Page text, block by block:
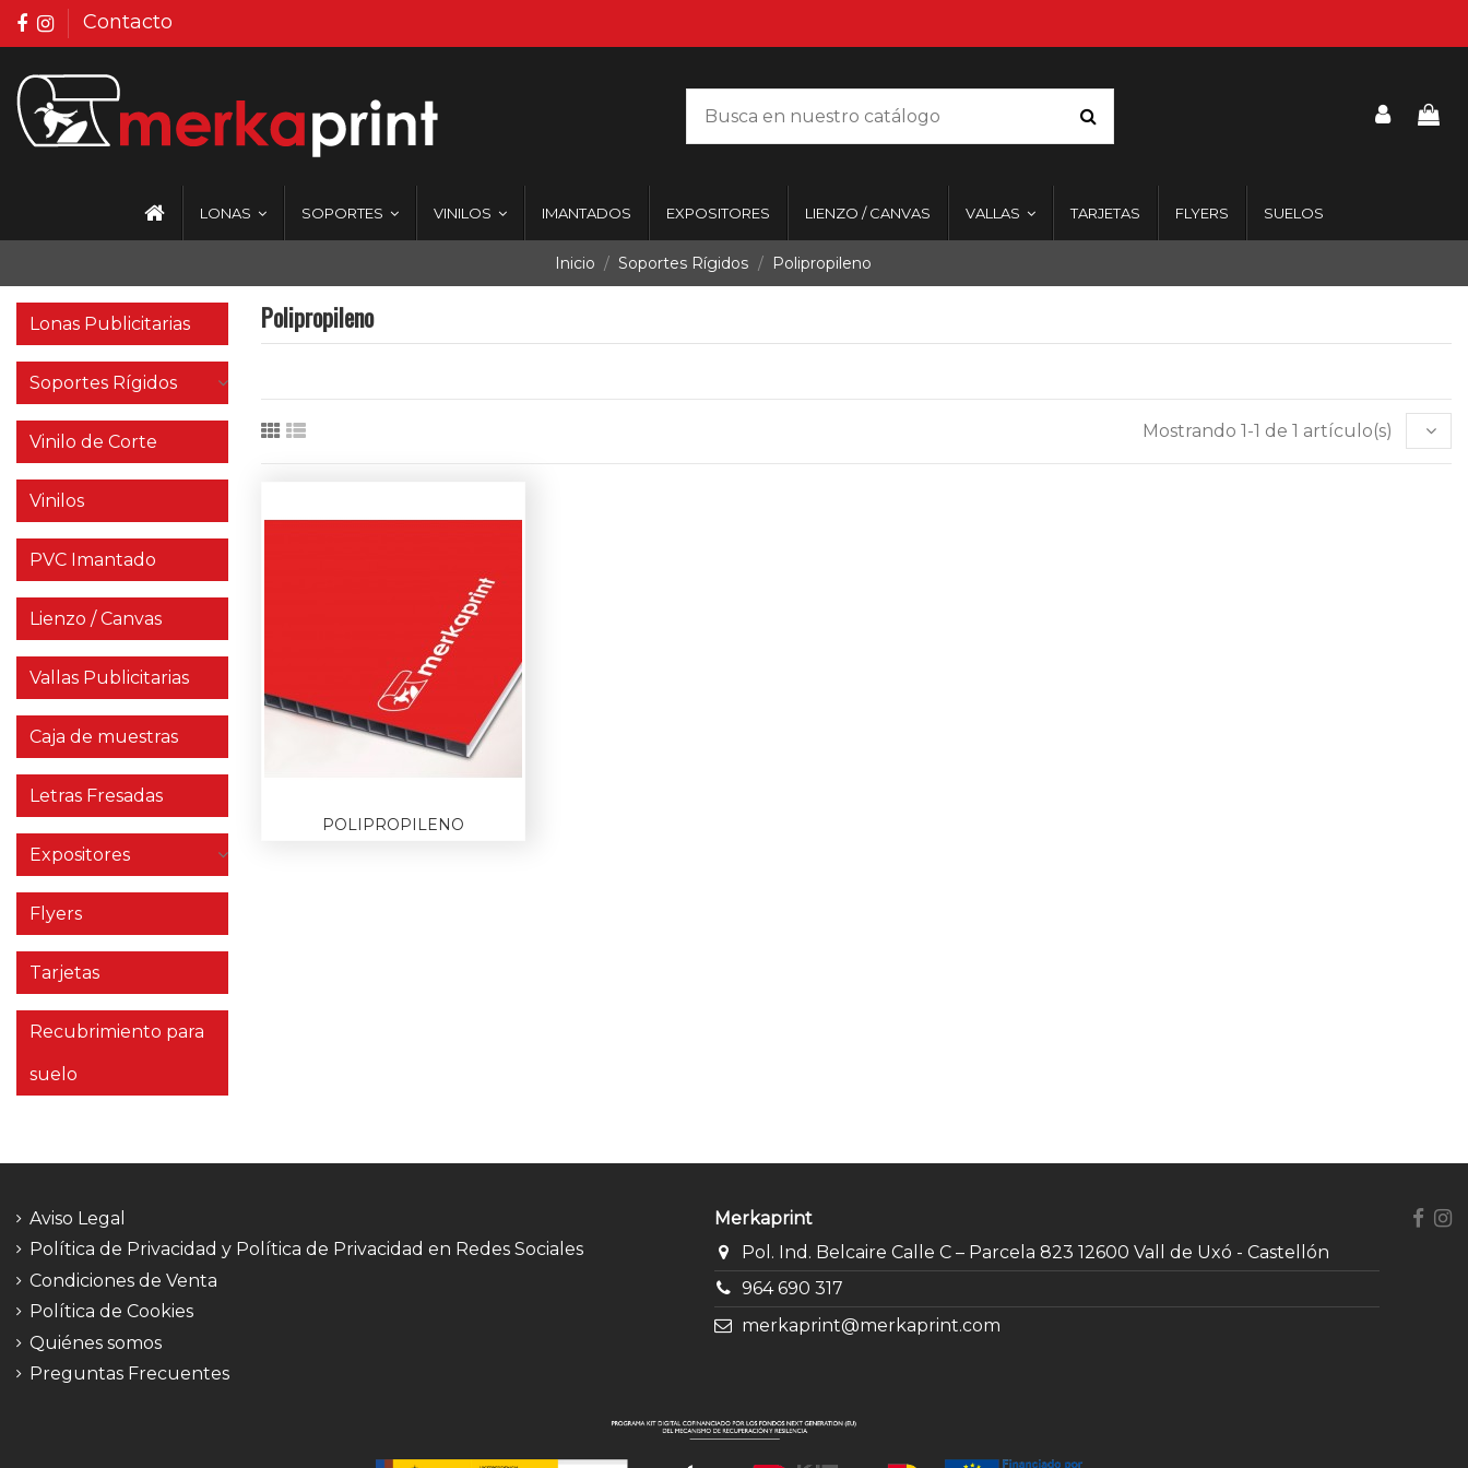
Contacto
LONAS SOPORTES VINILOS IMANTADOS EXPOSITORES LIENZO / CANVAS VALLAS TARJETAS FLYERS SUELOS
Inicio Soportes Rígidos Polipropileno
Polipropileno
Mostrando 1-1 de 1 artículo(s)
POLIPROPILENO
Lonas Publicitarias
Soportes Rígidos
Vinilo de Corte
Vinilos
PVC Imantado
Lienzo / Canvas
Vallas Publicitarias
Caja de muestras
Letras Fresadas
Expositores
Flyers
Tarjetas
Recubrimiento para
suelo
Aviso Legal
Política de Privacidad y Política de Privacidad en Redes Sociales
Condiciones de Venta
Política de Cookies
Quiénes somos
Preguntas Frecuentes
Merkaprint
Pol. Ind. Belcaire Calle C – Parcela 823 12600 Vall de Uxó - Castellón
964 690 317
merkaprint@merkaprint.com